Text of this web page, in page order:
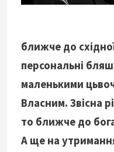
ближче до
персональні
маленькими
Власним. Звісна
то ближче до
А ще на